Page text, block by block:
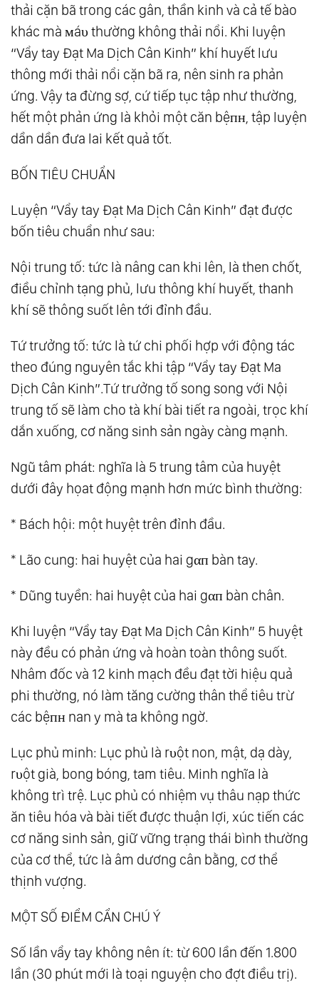
thải cặn bã trong các gân, thần kinh và cả tế bào
khác mà мáυ thường không thải nổi. Khi luyện
“Vẩy tay Đạt Ma Dịch Cân Kinh” khí huyết lưu
thông mới thải nổi cặn bã ra, nên sinh ra phản
ứng. Vậy ta đừng sợ, cứ tiếp tục tập như thường,
hết một phản ứng là khỏi một căn bệпʜ, tập luyện
dần dần đưa lai kết quả tốt.
BỐN TIÊU CHUẨN
Luyện “Vẩy tay Đạt Ma Dịch Cân Kinh” đạt được
bốn tiêu chuẩn như sau:
Nội trung tố: tức là nâng can khi lên, là then chốt,
điều chỉnh tạng phủ, lưu thông khí huyết, thanh
khí sẽ thông suốt lên tới đỉnh đầu.
Tứ trưởng tố: tức là tứ chi phối hợp với động tác
theo đúng nguyên tắc khi tập “Vẩy tay Đạt Ma
Dịch Cân Kinh”.Tứ trưởng tố song song với Nội
trung tố sẽ làm cho tà khí bài tiết ra ngoài, trọc khí
dắn xuống, cơ năng sinh sản ngày càng mạnh.
Ngũ tâm phát: nghĩa là 5 trung tâm của huyệt
dưới đây họat động mạnh hơn mức bình thường:
* Bách hội: một huyệt trên đỉnh đầu.
* Lão cung: hai huyệt của hai gαп bàn tay.
* Dũng tuyền: hai huyệt của hai gαп bàn chân.
Khi luyện “Vẩy tay Đạt Ma Dịch Cân Kinh” 5 huyệt
này đều có phản ứng và hoàn toàn thông suốt.
Nhâm đốc và 12 kinh mạch đều đạt tời hiệu quả
phi thường, nó làm tăng cường thân thể tiêu trừ
các bệпʜ nan y mà ta không ngờ.
Lục phủ minh: Lục phủ là rυột non, mật, dạ dày,
rυột già, bong bóng, tam tiêu. Minh nghĩa là
không trì trệ. Lục phủ có nhiệm vụ thâu nạp thức
ăn tiêu hóa và bài tiết được thuận lợi, xúc tiến các
cơ năng sinh sản, giữ vững trạng thái bình thường
của cơ thể, tức là âm dương cân bằng, cơ thể
thịnh vượng.
MỘT SỐ ĐIỂM CẨN CHÚ Ý
Số lần vẩy tay không nên ít: từ 600 lần đến 1.800
lần (30 phút mới là toại nguyện cho đợt điều trị).